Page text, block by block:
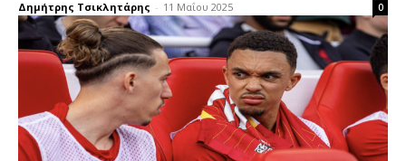
Δημήτρης Τσικλητάρης - 11 Μαΐου 2025 0